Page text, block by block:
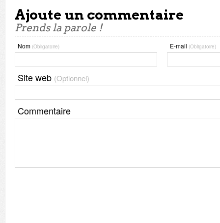
Ajoute un commentaire
Prends la parole !
Nom (Obligatoire) E-mail (Obligatoire)
Site web (Optionnel)
Commentaire